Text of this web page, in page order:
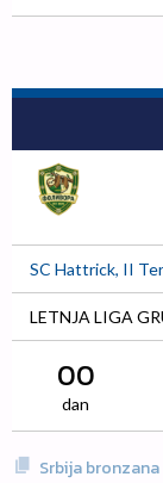
SC Hattrick, II
LETNJA LIGA
00
dan
Srbija